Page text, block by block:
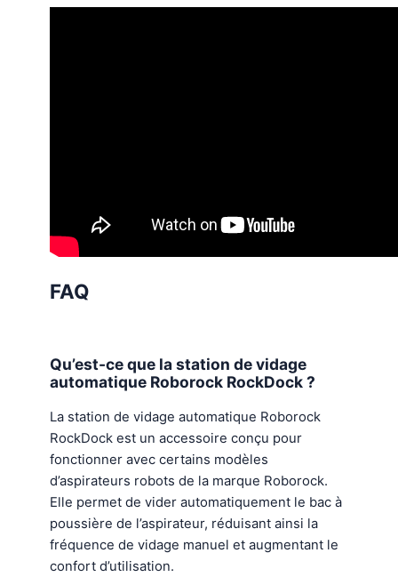
FAQ
Qu’est-ce que la station de vidage
automatique Roborock RockDock ?
La station de vidage automatique Roborock
RockDock est un accessoire conçu pour
fonctionner avec certains modèles
d’aspirateurs robots de la marque Roborock.
Elle permet de vider automatiquement le bac à
poussière de l’aspirateur, réduisant ainsi la
fréquence de vidage manuel et augmentant le
confort d’utilisation.